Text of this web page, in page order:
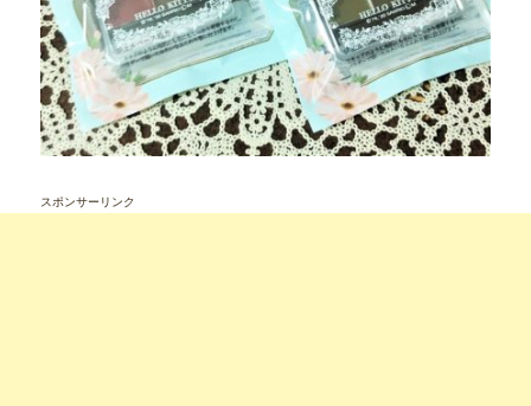
スポンサーリンク